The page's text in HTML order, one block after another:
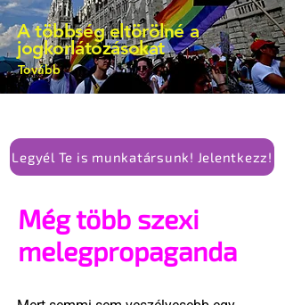
A többség eltörölné a
jogkorlátozásokat
Tovább
Legyél Te is munkatársunk! Jelentkezz!
Még több szexi
melegpropaganda